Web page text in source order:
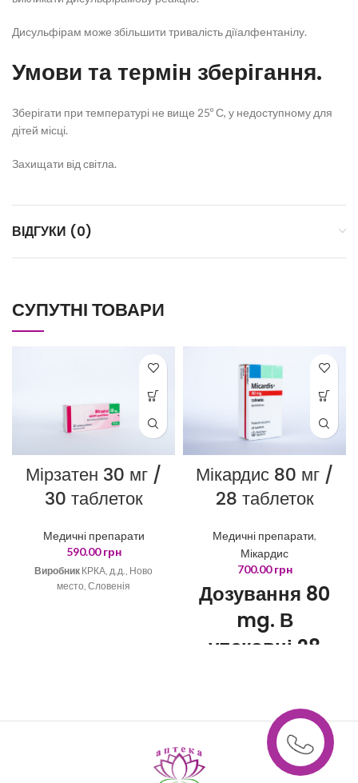
Дисульфірам може збільшити тривалість діїалфентанілу.
Умови та термін зберігання.
Зберігати при температурі не вище 25º С, у недоступному для
дітей місці.
Захищати від світла.
ВІДГУКИ (0)
СУПУТНІ ТОВАРИ
Мірзатен 30 мг /
30 таблеток
Медичні препарати
590.00грн
Виробник КРКА, д.д., Ново
место, Словенія
Мікардис 80 мг /
28 таблеток
Медичні препарати,
Мікардис
700.00грн
Дозування 80
mg. В
упаковці 28
Ingelheim,
Німеччина